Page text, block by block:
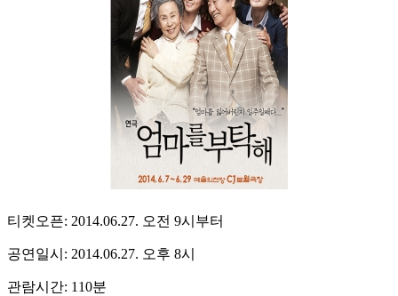
티켓오픈: 2014.06.27. 오전 9시부터
공연일시: 2014.06.27. 오후 8시
관람시간: 110분